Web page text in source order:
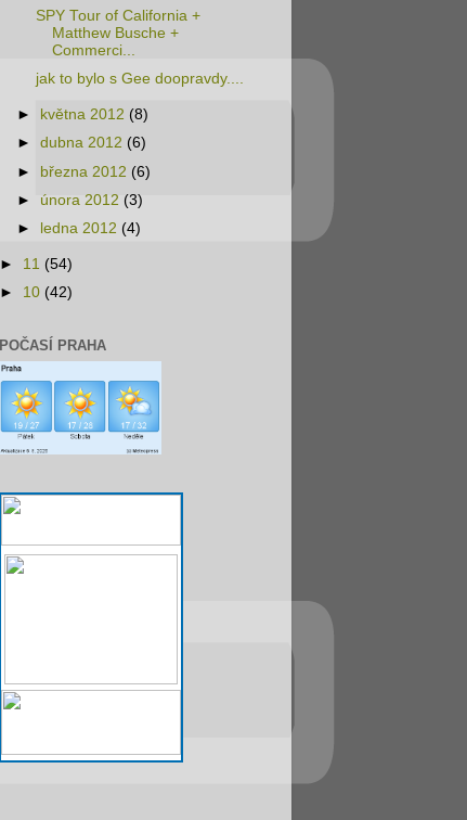
SPY Tour of California +
Matthew Busche +
Commerci...
jak to bylo s Gee doopravdy....
► května 2012 (8)
►dubna 2012 (6)
► března 2012 (6)
► února 2012 (3)
►
ledna 2012 (4)
► 11 (54)
► 10 (42)
POČASÍ PRAHA